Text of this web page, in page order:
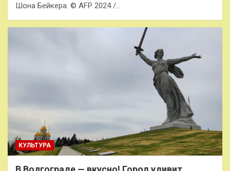
Шона Бейкера. © AFP 2024 /…
КУЛЬТУРА